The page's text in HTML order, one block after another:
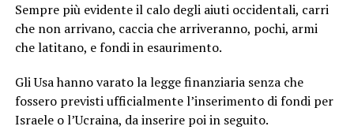
Sempre più evidente il calo degli aiuti occidentali, carri
che non arrivano, caccia che arriveranno, pochi, armi
che latitano, e fondi in esaurimento.
Gli Usa hanno varato la legge finanziaria senza che
fossero previsti ufficialmente l’inserimento di fondi per
Israele o l’Ucraina, da inserire poi in seguito.